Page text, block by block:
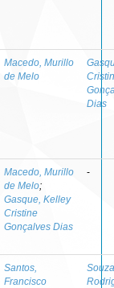
Macedo, Murillo
de Melo
Dias
Macedo, Murillo
de Melo;
Gasque, Kelley
Cristine
Gonçalves Dias
-
Santos,
Francisco